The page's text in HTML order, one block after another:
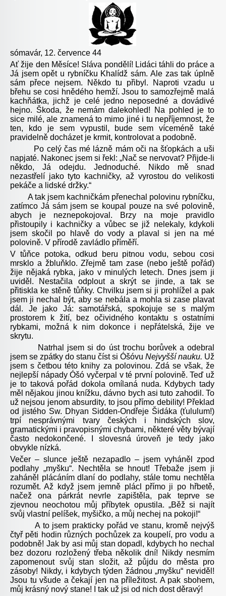
sómavár, 12. července 44
Ať žije den Měsíce! Sláva pondělí! Lidáci táhli do práce a
Já jsem opět u rybníčku Khalídž sám. Ale zas tak úplně
sám přece nejsem. Někdo tu přibyl. Naproti vzadu u
břehu se cosi hnědého hemží. Jsou to samozřejmě malá
kachňátka, jichž je celé jedno neposedné a dovádivé
hejno. Škoda, že nemám dalekohled! Na pohled je to
sice milé, ale znamená to mimo jiné i tu nepříjemnost, že
ten, kdo je sem vypustil, bude sem víceméně také
pravidelně docházet je krmit, kontrolovat a podobně.
Po celý čas mé lázně mám oči na šťopkách a uši
napjaté. Nakonec jsem si řekl: „Nač se nervovat? Přijde-li
někdo, Já odejdu. Jednoduché. Nikdo mě snad
nezastřelí jako tyto kachničky, až vyrostou do velikosti
pekáče a lidské držky.“
A tak jsem kachničkám přenechal polovinu rybníčku,
zatímco Já sám jsem se koupal pouze na své polovině,
abych je neznepokojoval. Brzy na moje pravidlo
přistoupily i kachničky a vůbec se již nelekaly, kdykoli
jsem skočil po hlavě do vody a plaval si jen na mé
polovině. V přírodě zavládlo příměří.
V tůňce potoka, odkud beru pitnou vodu, sebou cosi
mrsklo a žbluňklo. Zřejmě tam zase (nebo ještě pořád)
žije nějaká rybka, jako v minulých letech. Dnes jsem ji
uviděl. Nestačila odplout a skrýt se jinde, a tak se
přitiskla ke stěně tůňky. Chvilku jsem si ji prohlížel a pak
jsem ji nechal být, aby se nebála a mohla si zase plavat
dál. Je jako Já: samotářská, spokojuje se s malým
prostorem k žití, bez očividného kontaktu s ostatními
rybkami, možná k nim dokonce i nepřátelská, žije ve
skrytu.
Natrhal jsem si do úst trochu borůvek a odebral
jsem se zpátky do stanu číst si Óšóvu Nejvyšší nauku. Už
jsem s četbou této knihy za polovinou. Zdá se však, že
nejlepší nápady Óšó vyčerpal v té první polovině. Teď už
je to taková pořád dokola omílaná nuda. Kdybych tady
měl nějakou jinou knížku, dávno bych asi tuto zahodil. To
už nejsou jenom absurdity, to jsou přímo debility! Překlad
od jistého Sw. Dhyan Sidden-Ondřeje Šidáka (ťululum!)
trpí nesprávnými tvary českých i hindských slov,
gramatickými i pravopisnými chybami, některé věty bývají
často nedokončené. I slovesná úroveň je tedy jako
obvykle nízká.
Večer – slunce ještě nezapadlo – jsem vyháněl zpod
podlahy „myšku“. Nechtěla se hnout! Třebaže jsem ji
zaháněl plácáním dlaní do podlahy, stále tomu nechtěla
rozumět. Až když jsem jemně plácl přímo ji po hřbetě,
načež ona párkrát nevrle zapištěla, pak teprve se
zjevnou neochotou můj příbytek opustila. „Běž si najít
svůj vlastní pelíšek, myšičko, a můj nechej na pokoji!“
A to jsem prakticky pořád ve stanu, kromě nejvýš
čtyř pěti hodin různých pochůzek za koupelí, pro vodu a
podobně! Jak by asi můj stan dopadl, kdybych ho nechal
bez dozoru rozložený třeba několik dní! Nikdy nesmím
zapomenout svůj stan složit, až půjdu do města pro
zásoby! Nikdy, i kdybych týden žádnou „myšku“ neviděl!
Jsou tu všude a čekají jen na příležitost. A pak sbohem,
můj krásný nový stane! I tak už jsi od nich dost děravý!